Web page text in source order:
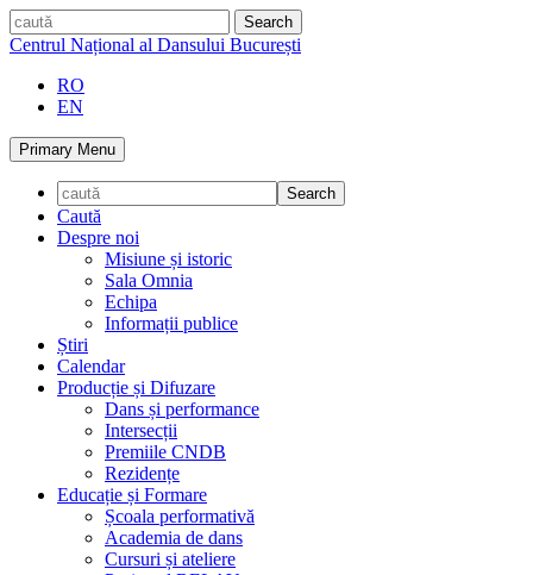
Skip
to
caută
Centrul Național al Dansului București
RO
EN
Primary Menu
Caută
Despre noi
Misiune și istoric
Sala Omnia
Echipa
Informații publice
Știri
Calendar
Producție și Difuzare
Dans și performance
Intersecții
Premiile CNDB
Rezidențe
Educație și Formare
Școala performativă
Academia de dans
Cursuri și ateliere